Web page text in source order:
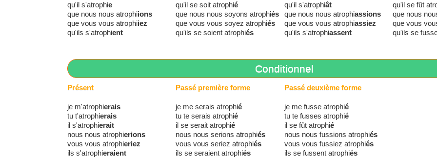
qu'il s'atrophie
que nous nous atrophiions
que vous vous atrophiiez
qu'ils s'atrophient
qu'il se soit atrophié
que nous nous soyons atrophiés
que vous vous soyez atrophiés
qu'ils se soient atrophiés
qu'il s'atrophiât
que nous nous atrophiassions
que vous vous atrophiassiez
qu'ils s'atrophiassent
qu'il se fût
que nous
que vous
qu'ils se
Conditionnel
Présent
je m'atrophierais
tu t'atrophierais
il s'atrophierait
nous nous atrophierions
vous vous atrophieriez
ils s'atrophieraient
Passé première forme
je me serais atrophié
tu te serais atrophié
il se serait atrophié
nous nous serions atrophiés
vous vous seriez atrophiés
ils se seraient atrophiés
Passé deuxième forme
je me fusse atrophié
tu te fusses atrophié
il se fût atrophié
nous nous fussions atrophiés
vous vous fussiez atrophiés
ils se fussent atrophiés